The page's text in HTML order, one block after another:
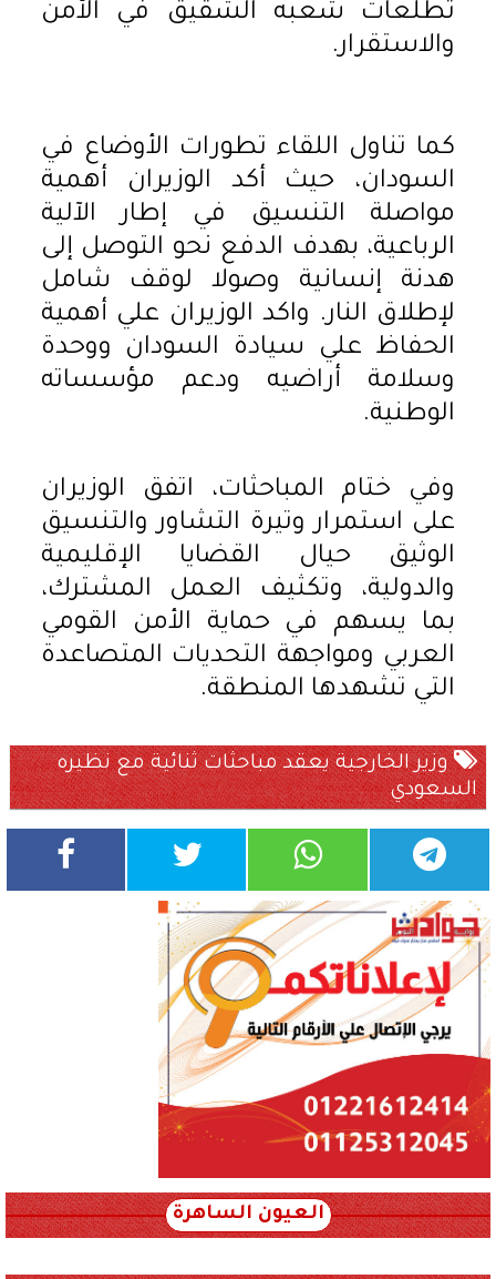
تطلعات شعبه الشقيق في الأمن
والاستقرار.
كما تناول اللقاء تطورات الأوضاع في
السودان، حيث أكد الوزيران أهمية
مواصلة التنسيق في إطار الآلية
الرباعية، بهدف الدفع نحو التوصل إلى
هدنة إنسانية وصولا لوقف شامل
لإطلاق النار. واكد الوزيران علي أهمية
الحفاظ علي سيادة السودان ووحدة
وسلامة أراضيه ودعم مؤسساته
الوطنية.
وفي ختام المباحثات، اتفق الوزيران
على استمرار وتيرة التشاور والتنسيق
الوثيق حيال القضايا الإقليمية
والدولية، وتكثيف العمل المشترك،
بما يسهم في حماية الأمن القومي
العربي ومواجهة التحديات المتصاعدة
التي تشهدها المنطقة.
وزير الخارجية يعقد مباحثات ثنائية مع نظيره
السعودي
العيون الساهرة